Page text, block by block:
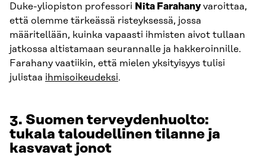
Duke-yliopiston professori Nita Farahanyvaroittaa,
että olemme tärkeässä risteyksessä, jossa
määritellään, kuinka vapaasti ihmisten aivot tullaan
jatkossa altistamaan seurannalle ja hakkeroinnille.
Farahany vaatiikin, että mielen yksityisyys tulisi
julistaa ihmisoikeudeksi.
3. Suomen terveydenhuolto:
tukala taloudellinen tilanne ja
kasvavat jonot